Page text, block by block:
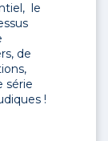
le
de
série
!